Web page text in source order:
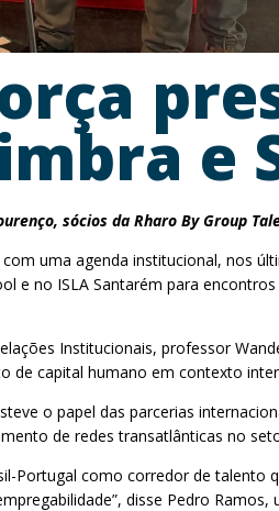
e
sócios da Rharo By Group
uma agenda institucional, nos
e no ISLA Santarém para
Institucionais, professor
de capital humano em contexto
o papel das parcerias
de redes transatlânticas no
Portugal como corredor de talento
disse Pedro Ramos,